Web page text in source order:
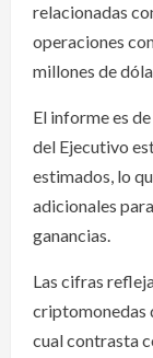
relacionadas
operaciones
millones de
El informe es
del Ejecutivo
estimados, lo
adicionales
ganancias.
Las cifras
criptomonedas
cual contrasta